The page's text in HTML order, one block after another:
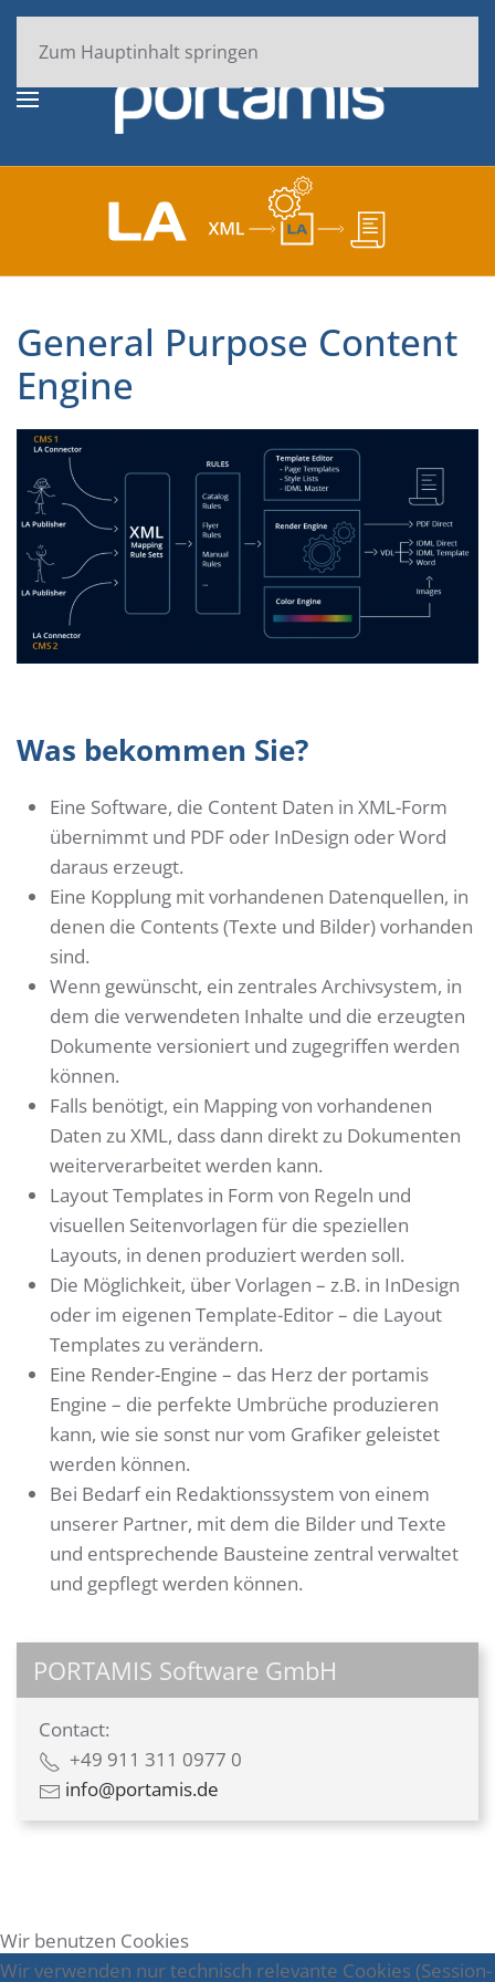
Zum Hauptinhalt springen
General Purpose Content
Engine
Was bekommen Sie?
Eine Software, die Content Daten in XML-Form
übernimmt und PDF oder InDesign oder Word
daraus erzeugt.
Eine Kopplung mit vorhandenen Datenquellen, in
denen die Contents (Texte und Bilder) vorhanden
sind.
Wenn gewünscht, ein zentrales Archivsystem, in
dem die verwendeten Inhalte und die erzeugten
Dokumente versioniert und zugegriffen werden
können.
Falls benötigt, ein Mapping von vorhandenen
Daten zu XML, dass dann direkt zu Dokumenten
weiterverarbeitet werden kann.
Layout Templates in Form von Regeln und
visuellen Seitenvorlagen für die speziellen
Layouts, in denen produziert werden soll.
Die Möglichkeit, über Vorlagen – z.B. in InDesign
oder im eigenen Template-Editor – die Layout
Templates zu verändern.
Eine Render-Engine – das Herz der portamis
Engine – die perfekte Umbrüche produzieren
kann, wie sie sonst nur vom Grafiker geleistet
werden können.
Bei Bedarf ein Redaktionssystem von einem
unserer Partner, mit dem die Bilder und Texte
und entsprechende Bausteine zentral verwaltet
und gepflegt werden können.
PORTAMIS Software GmbH
Contact:
+49 911 311 0977 0
info@portamis.de
Wir benutzen Cookies
Wir verwenden nur technisch relevante Cookies (Session-